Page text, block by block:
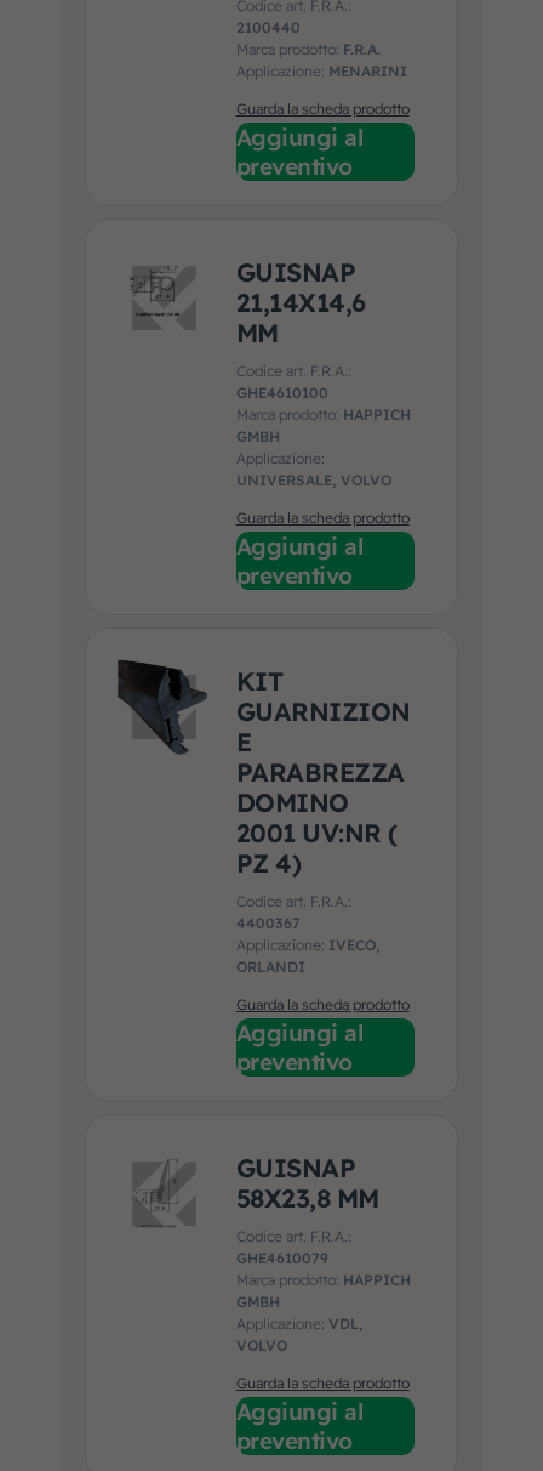
Codice art. F.R.A.:
2100440
Marca prodotto: F.R.A.
Applicazione: MENARINI
Guarda la scheda prodotto
Aggiungi al
preventivo
GUISNAP
21,14X14,6
MM
Codice art. F.R.A.:
GHE4610100
Marca prodotto: HAPPICH
GMBH
Applicazione:
UNIVERSALE, VOLVO
Guarda la scheda prodotto
Aggiungi al
preventivo
KIT
GUARNIZION
E
PARABREZZA
DOMINO
2001 UV:NR (
PZ 4)
Codice art. F.R.A.:
4400367
Applicazione: IVECO,
ORLANDI
Guarda la scheda prodotto
Aggiungi al
preventivo
GUISNAP
58X23,8 MM
Codice art. F.R.A.:
GHE4610079
Marca prodotto: HAPPICH
GMBH
Applicazione: VDL,
VOLVO
Guarda la scheda prodotto
Aggiungi al
preventivo